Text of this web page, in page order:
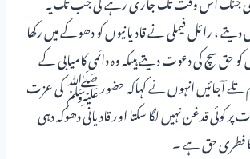
، رائل فیملی نے قادیانیوں کو دھوکے میں رکھا
حق سچ کی دعوت دیتے ہیںکہ وہ دائمی کامیابی کے
تلے آجائیں انہوں نے کہاکہ حضور ﷺ کی عزت
کوئی قدغن نہیں لگا سکتا اور قادیانی دھوکہ دہی
فطری حق ہے ۔